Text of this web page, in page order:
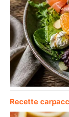
Recette